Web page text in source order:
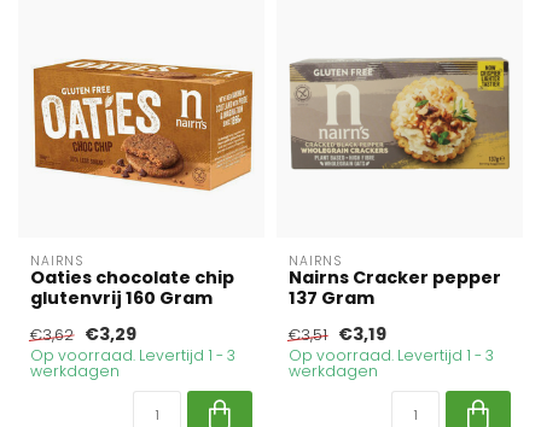
NAIRNS
Oaties chocolate chip
glutenvrij 160 Gram
€3,62 €3,29
Op voorraad. Levertijd 1 - 3
werkdagen
NAIRNS
Nairns Cracker pepper
137 Gram
€3,51 €3,19
Op voorraad. Levertijd 1 - 3
werkdagen